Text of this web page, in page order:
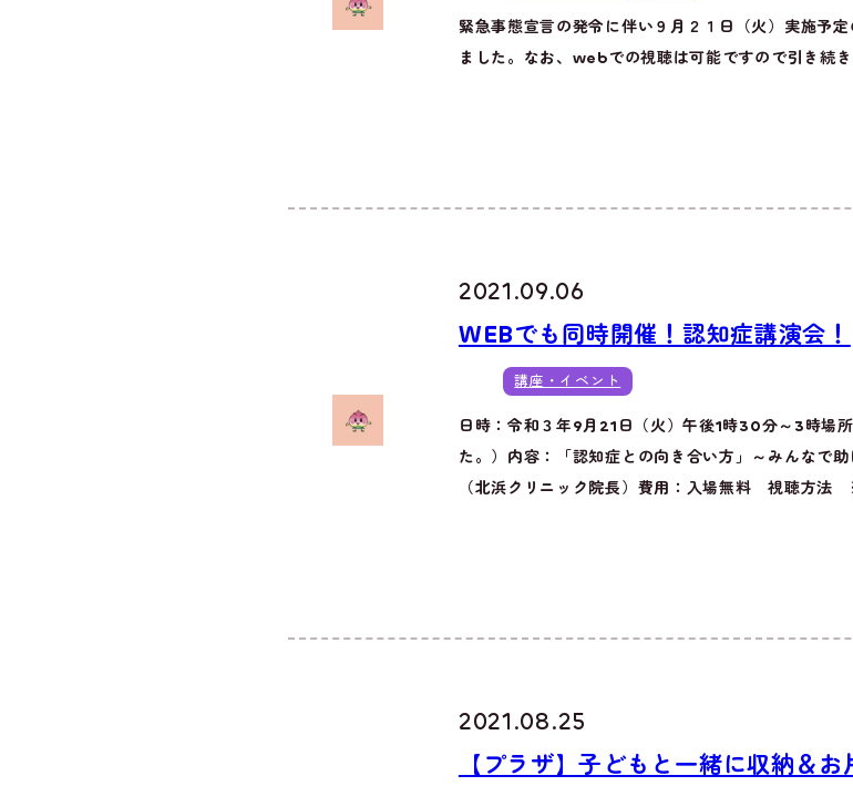
緊急事態宣言の発令に伴い９月２１日（火）実施予
ました。なお、webでの視聴は可能ですので引き続
2021.09.06
WEBでも同時開催！認知症講演会！
講座・イベント
日時：令和３年9月21日（火）午後1時30分～3時場
た。）内容：「認知症との向き合い方」～みんな
（北浜クリニック院長）費用：入場無料 視聴方
2021.08.25
【プラザ】子どもと一緒に収納＆